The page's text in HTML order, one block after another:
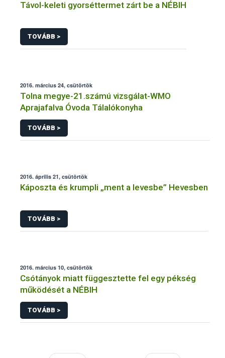
Távol-keleti gyorséttermet zárt be a NÉBIH
TOVÁBB >
2016. március 24, csütörtök
Tolna megye-21.számú vizsgálat-WMO
Aprajafalva Óvoda Tálalókonyha
TOVÁBB >
2016. április 21, csütörtök
Káposzta és krumpli „ment a levesbe” Hevesben
TOVÁBB >
2016. március 10, csütörtök
Csótányok miatt függesztette fel egy pékség
működését a NÉBIH
TOVÁBB >